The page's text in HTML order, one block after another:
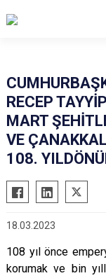
Bulanık
Hasköy
Korkut
Varto
RECEP
MART
VE
108.
18.03.2023
108 yıl önce
korumak ve bin